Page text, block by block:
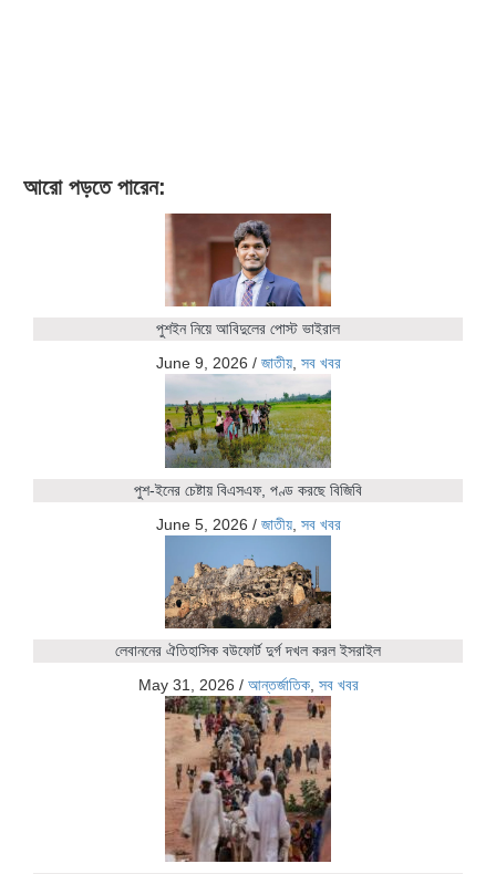
আরো পড়তে পারেন:
পুশইন নিয়ে আবিদুলের পোস্ট ভাইরাল
June 9, 2026 / জাতীয়, সব খবর
পুশ-ইনের চেষ্টায় বিএসএফ, পণ্ড করছে বিজিবি
June 5, 2026 / জাতীয়, সব খবর
লেবাননের ঐতিহাসিক বউফোর্ট দুর্গ দখল করল ইসরাইল
May 31, 2026 / আন্তর্জাতিক, সব খবর